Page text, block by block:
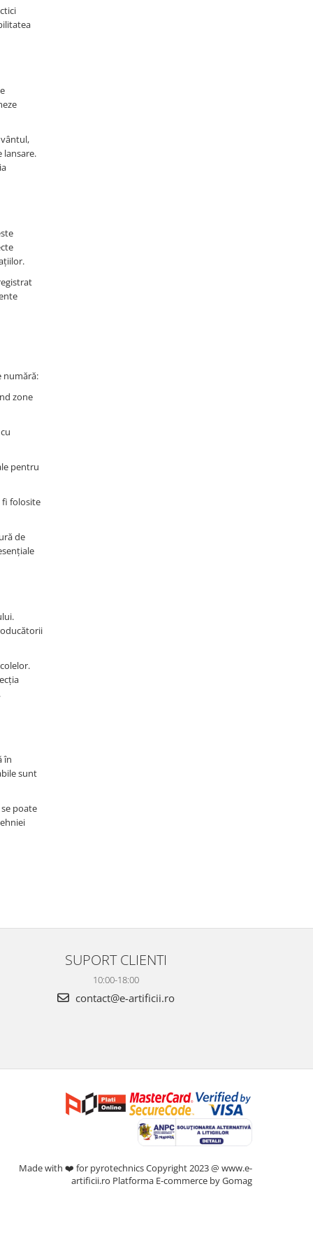
numără:
zone
pentru
fi folosite
de
în
sunt
poate
SUPORT CLIENTI
10:00-18:00
contact@e-artificii.ro
Made with ❤️ for pyrotechnics Copyright 2023 @ www.e-
artificii.ro Platforma E-commerce by Gomag